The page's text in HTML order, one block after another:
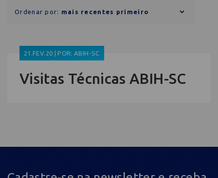
Ordenar por:
21.FEV.20 | POR: ABIH-SC
Visitas Técnicas ABIH-SC